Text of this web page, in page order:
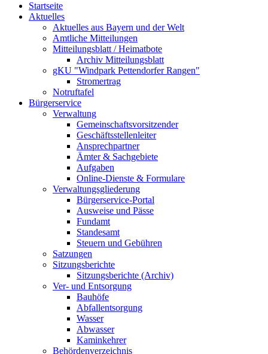
Startseite
Aktuelles
Aktuelles aus Bayern und der Welt
Amtliche Mitteilungen
Mitteilungsblatt / Heimatbote
Archiv Mitteilungsblatt
gKU "Windpark Pettendorfer Rangen"
Stromertrag
Notruftafel
Bürgerservice
Verwaltung
Gemeinschaftsvorsitzender
Geschäftsstellenleiter
Ansprechpartner
Ämter & Sachgebiete
Aufgaben
Online-Dienste & Formulare
Verwaltungsgliederung
Bürgerservice-Portal
Ausweise und Pässe
Fundamt
Standesamt
Steuern und Gebühren
Satzungen
Sitzungsberichte
Sitzungsberichte (Archiv)
Ver- und Entsorgung
Bauhöfe
Abfallentsorgung
Wasser
Abwasser
Kaminkehrer
Behördenverzeichnis